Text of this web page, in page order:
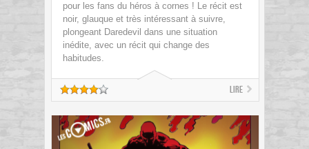
pour les fans du héros à cornes ! Le récit est
noir, glauque et très intéressant à suivre,
plongeant Daredevil dans une situation
inédite, avec un récit qui change des
habitudes.
Lire